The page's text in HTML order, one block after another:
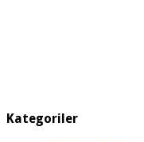
Kategoriler